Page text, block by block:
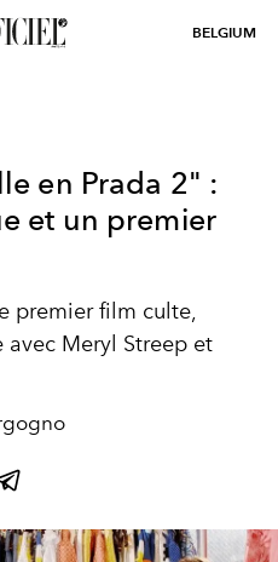
BELGIUM
en Prada 2" :
et un premier
premier film culte,
Meryl Streep et